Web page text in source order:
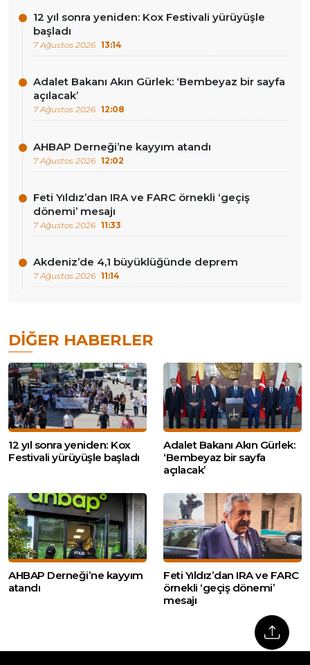
12 yıl sonra yeniden: Kox Festivali yürüyüşle
başladı
7 Ağustos 2026 13:14
Adalet Bakanı Akın Gürlek: ‘Bembeyaz bir sayfa
açılacak’
7 Ağustos 2026 12:08
AHBAP Derneği’ne kayyım atandı
7 Ağustos 2026 12:02
Feti Yıldız’dan IRA ve FARC örnekli ‘geçiş
dönemi’ mesajı
7 Ağustos 2026 11:33
Akdeniz’de 4,1 büyüklüğünde deprem
7 Ağustos 2026 11:14
DIĞER HABERLER
12 yıl sonra yeniden: Kox
Festivali yürüyüşle başladı
Adalet Bakanı Akın Gürlek:
‘Bembeyaz bir sayfa
açılacak’
AHBAP Derneği’ne kayyım
atandı
Feti Yıldız’dan IRA ve FARC
örnekli ‘geçiş dönemi’
mesajı